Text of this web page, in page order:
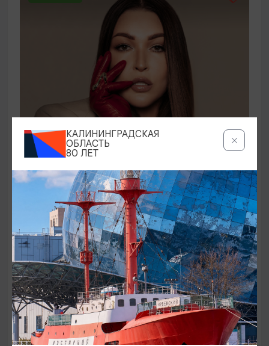
КОНЦЕРТЫ
Ирина Дубцова
21.08.2026 19:00
Светлогорск, Театр эстрады «Янтарь-холл»
ОТ 60₽
КАЛИНИНГРАДСКАЯ
ОБЛАСТЬ
80 ЛЕТ